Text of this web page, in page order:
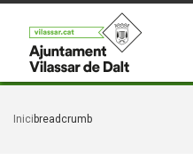
Inici breadcrumb